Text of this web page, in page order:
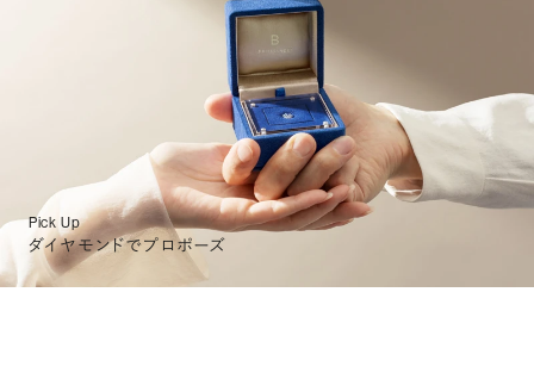
Pick Up
ダイヤモンドでプロポーズ